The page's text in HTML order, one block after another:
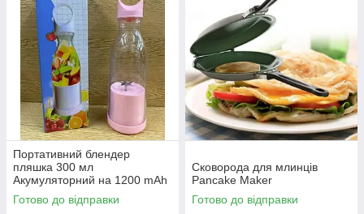
Портативний блендер
пляшка 300 мл
Акумуляторний на 1200 mAh
Рожевий
Готово до відправки
Сковорода для млинців
Pancake Maker
Готово до відправки